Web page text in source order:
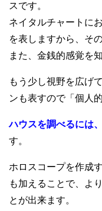
スです。
ネイタルチャートに
を表しますから、そ
また、金銭的感覚を
もう少し視野を広げ
ンも表すので「個人
ハウスを調べるには
す。
ホロスコープを作成
も加えることで、よ
とが出来ます。